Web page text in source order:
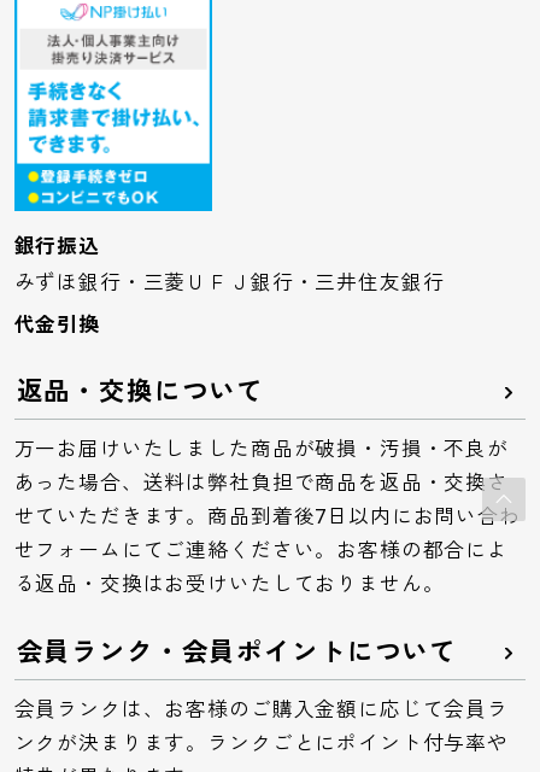
銀行振込
みずほ銀行・三菱ＵＦＪ銀行・三井住友銀行
代金引換
返品・交換について
万一お届けいたしました商品が破損・汚損・不良が
あった場合、送料は弊社負担で商品を返品・交換さ
せていただきます。商品到着後7日以内にお問い合わ
せフォームにてご連絡ください。お客様の都合によ
る返品・交換はお受けいたしておりません。
会員ランク・会員ポイントについて
会員ランクは、お客様のご購入金額に応じて会員ラ
ンクが決まります。ランクごとにポイント付与率や